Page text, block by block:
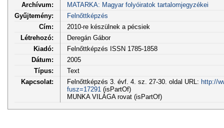
Archívum:
MATARKA: Magyar folyóiratok tartalomjegyzékei
Gyűjtemény:
Felnőttképzés
Cím:
2010-re készülnek a pécsiek
Létrehozó:
Deregán Gábor
Kiadó:
Felnőttképzés ISSN 1785-1858
Dátum:
2005
Típus:
Text
Kapcsolat:
Felnőttképzés 3. évf. 4. sz. 27-30. oldal URL: http://
fusz=17291 (isPartOf)
MUNKA VILÁGA rovat (isPartOf)